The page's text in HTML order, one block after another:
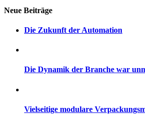
Neue Beiträge
Die Zukunft der Automation
Die Dynamik der Branche war
Vielseitige modulare